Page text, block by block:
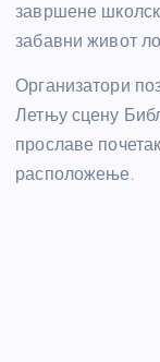
завршене
забавни живот
Организатори
Летњу сцену
прославе
расположење.